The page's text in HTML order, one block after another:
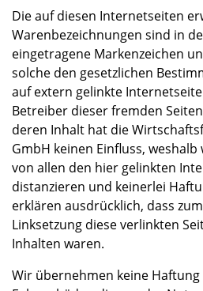
Die auf diesen Internetseiten
Warenbezeichnungen sind in
eingetragene Markenzeichen
solche den gesetzlichen
auf extern gelinkte
Betreiber dieser fremden
deren Inhalt hat die
GmbH keinen Einfluss,
von allen den hier gelinkten
distanzieren und keinerlei
erklären ausdrücklich, dass
Linksetzung diese verlinkten
Inhalten waren.
Wir übernehmen keine